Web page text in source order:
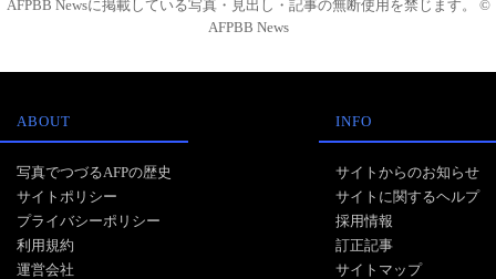
AFPBB Newsに掲載している写真・見出し・記事の無断使用を禁じます。 ©
AFPBB News
ABOUT
写真でつづるAFPの歴史
サイトポリシー
プライバシーポリシー
利用規約
運営会社
INFO
サイトからのお知らせ
サイトに関するヘルプ
採用情報
訂正記事
サイトマップ